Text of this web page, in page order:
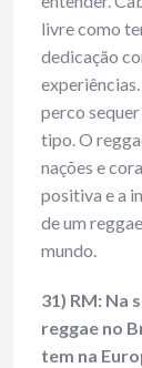
livre como
dedicação
perco
tipo. O
nações e
positiva e a
de um
mundo.
31) RM: Na
reggae no
tem na